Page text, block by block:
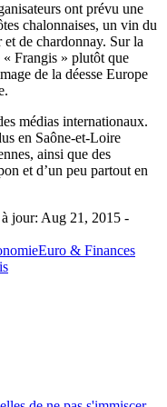
ont prévu une
chalonnaises, un vin du
de chardonnay. Sur la
Frangis » plutôt que
de la déesse Europe
médias internationaux.
en Saône-et-Loire
ainsi que des
et d’un peu partout en
jour: Aug 21, 2015 -
Euro & Finances